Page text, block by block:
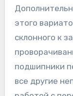
этого
склонного к
подшипники
все другие